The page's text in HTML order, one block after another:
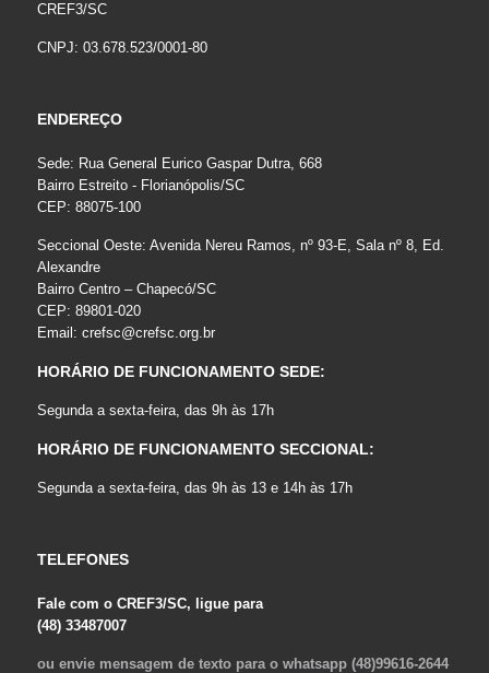
CREF3/SC
CNPJ: 03.678.523/0001-80
ENDEREÇO
Sede: Rua General Eurico Gaspar Dutra, 668
Bairro Estreito - Florianópolis/SC
CEP: 88075-100
Seccional Oeste: Avenida Nereu Ramos, nº 93-E, Sala nº 8, Ed.
Alexandre
Bairro Centro – Chapecó/SC
CEP: 89801-020
Email: crefsc@crefsc.org.br
HORÁRIO DE FUNCIONAMENTO SEDE:
Segunda a sexta-feira, das 9h às 17h
HORÁRIO DE FUNCIONAMENTO SECCIONAL:
Segunda a sexta-feira, das 9h às 13 e 14h às 17h
TELEFONES
Fale com o CREF3/SC, ligue para
(48) 33487007
ou envie mensagem de texto para o whatsapp (48)99616-2644